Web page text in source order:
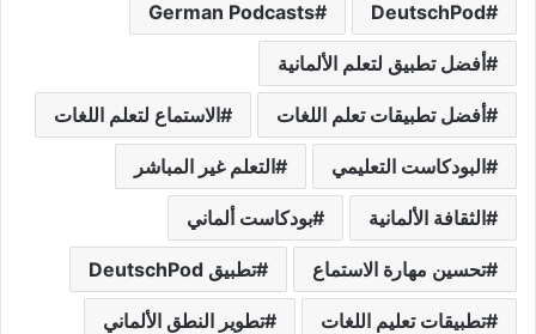
DeutschPod
German Podcasts
أفضل تطبيق لتعلم الألمانية
أفضل تطبيقات تعلم اللغات الاستماع لتعلم اللغات
البودكاست التعليمي التعلم غير المباشر
الثقافة الألمانية بودكاست ألماني
تحسين مهارة الاستماع تطبيق DeutschPod
تطبيقات تعليم اللغات تطوير النطق الألماني